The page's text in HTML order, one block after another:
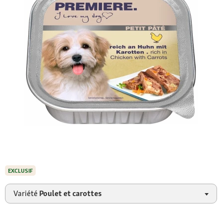
Variété Poulet et carottes
EXCLUSIF